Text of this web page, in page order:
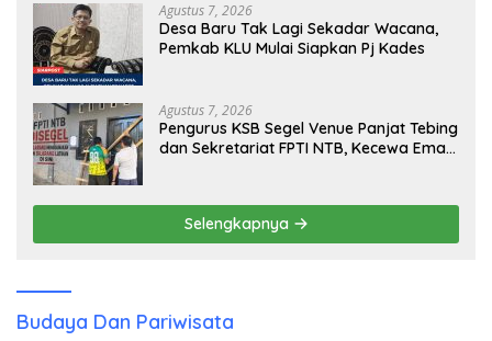
Agustus 7, 2026
Desa Baru Tak Lagi Sekadar Wacana,
Pemkab KLU Mulai Siapkan Pj Kades
Agustus 7, 2026
Pengurus KSB Segel Venue Panjat Tebing
dan Sekretariat FPTI NTB, Kecewa Emas
Selengkapnya
Budaya Dan Pariwisata